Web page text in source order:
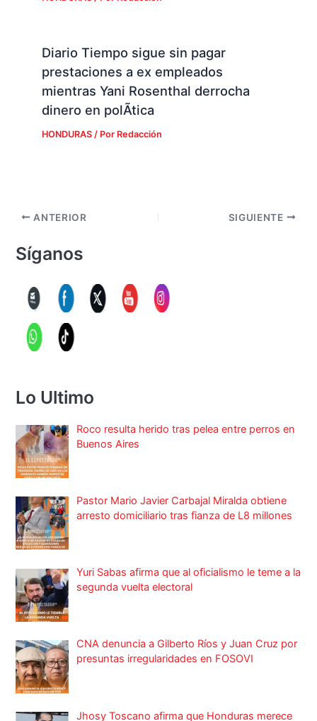
Diario Tiempo sigue sin pagar
prestaciones a ex empleados
mientras Yani Rosenthal derrocha
dinero en polÃ­tica
HONDURAS/ Por Redacción
ANTERIOR SIGUIENTE
Síganos
Lo Ultimo
Roco resulta herido tras pelea entre perros en
Buenos Aires
Pastor Mario Javier Carbajal Miralda obtiene
arresto domiciliario tras fianza de L8 millones
Yuri Sabas afirma que al oficialismo le teme a la
segunda vuelta electoral
CNA denuncia a Gilberto Ríos y Juan Cruz por
presuntas irregularidades en FOSOVI
Jhosy Toscano afirma que Honduras merece